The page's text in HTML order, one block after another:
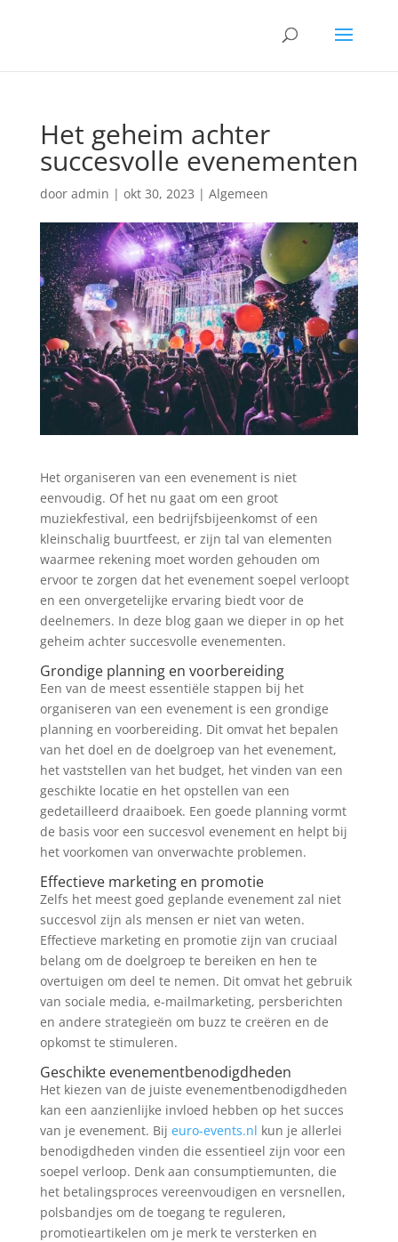
Het geheim achter
succesvolle evenementen
door admin | okt 30, 2023 | Algemeen
Het organiseren van een evenement is niet
eenvoudig. Of het nu gaat om een groot
muziekfestival, een bedrijfsbijeenkomst of een
kleinschalig buurtfeest, er zijn tal van elementen
waarmee rekening moet worden gehouden om
ervoor te zorgen dat het evenement soepel verloopt
en een onvergetelijke ervaring biedt voor de
deelnemers. In deze blog gaan we dieper in op het
geheim achter succesvolle evenementen.
Grondige planning en voorbereiding
Een van de meest essentiële stappen bij het
organiseren van een evenement is een grondige
planning en voorbereiding. Dit omvat het bepalen
van het doel en de doelgroep van het evenement,
het vaststellen van het budget, het vinden van een
geschikte locatie en het opstellen van een
gedetailleerd draaiboek. Een goede planning vormt
de basis voor een succesvol evenement en helpt bij
het voorkomen van onverwachte problemen.
Effectieve marketing en promotie
Zelfs het meest goed geplande evenement zal niet
succesvol zijn als mensen er niet van weten.
Effectieve marketing en promotie zijn van cruciaal
belang om de doelgroep te bereiken en hen te
overtuigen om deel te nemen. Dit omvat het gebruik
van sociale media, e-mailmarketing, persberichten
en andere strategieën om buzz te creëren en de
opkomst te stimuleren.
Geschikte evenementbenodigdheden
Het kiezen van de juiste evenementbenodigdheden
kan een aanzienlijke invloed hebben op het succes
van je evenement. Bij euro-events.nl kun je allerlei
benodigdheden vinden die essentieel zijn voor een
soepel verloop. Denk aan consumptiemunten, die
het betalingsproces vereenvoudigen en versnellen,
polsbandjes om de toegang te reguleren,
promotieartikelen om je merk te versterken en